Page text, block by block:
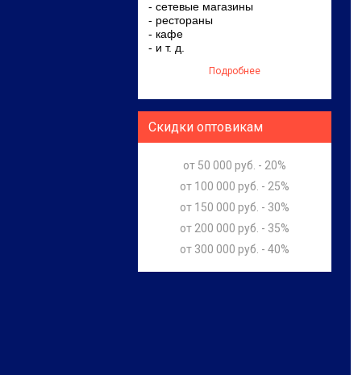
- сетевые магазины
- рестораны
- кафе
- и т. д.
Подробнее
Скидки оптовикам
от 50 000 руб. - 20%
от 100 000 руб. - 25%
от 150 000 руб. - 30%
от 200 000 руб. - 35%
от 300 000 руб. - 40%